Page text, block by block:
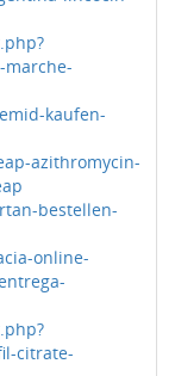
marche-
kaufen-
azithromycin-
bestellen-
online-
citrate-